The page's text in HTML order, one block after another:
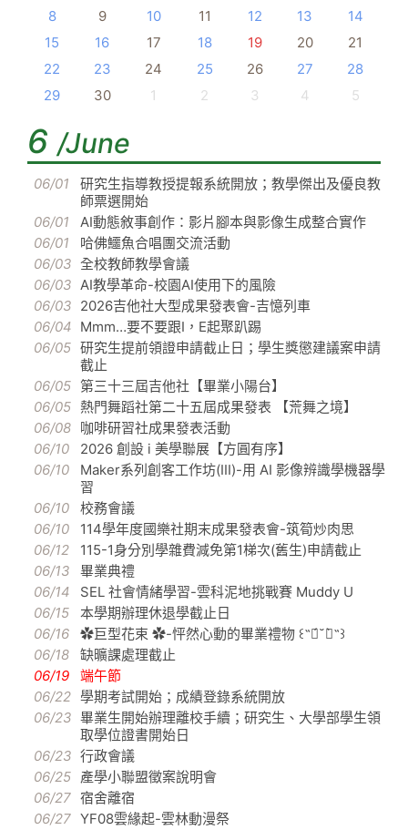
8
9 10 11 12 13
14
15
16 17 18 19 20
21
22
23 24 25 26 27
28
29
30 1 2 3 4 5
6 /June
06/01
研究生指導教授提報系統開放；教學傑出及優良教
師票選開始
06/01
AI動態敘事創作：影片腳本與影像生成整合實作
06/01
哈佛鱷魚合唱團交流活動
06/03 全校教師教學會議
06/03 AI教學革命-校園AI使用下的風險
06/03 2026吉他社大型成果發表會-吉憶列車
06/04 Mmm…要不要跟I，E起聚趴踢
06/05 研究生提前領證申請截止日；學生獎懲建議案申請
截止
06/05 第三十三屆吉他社【畢業小陽台】
06/05 熱門舞蹈社第二十五屆成果發表 【荒舞之境】
06/08 咖啡研習社成果發表活動
06/10
2026 創設 i 美學聯展【方圓有序】
06/10
Maker系列創客工作坊(III)-用 AI 影像辨識學機器學
習
06/10
校務會議
06/10
114學年度國樂社期末成果發表會-筑筍炒肉思
06/12
115-1身分別學雜費減免第1梯次(舊生)申請截止
06/13
畢業典禮
06/14
SEL 社會情緒學習-雲科泥地挑戰賽 Muddy U
06/15
本學期辦理休退學截止日
06/16
✿巨型花束 ✿-怦然心動的畢業禮物 ꒰˶ฅ́˘ฅ̀˶꒱
06/18
缺曠課處理截止
06/19
端午節
06/22 學期考試開始；成績登錄系統開放
06/23 畢業生開始辦理離校手續；研究生、大學部學生領
取學位證書開始日
06/23 行政會議
06/25 產學小聯盟徵案說明會
06/27 宿舍離宿
06/27 YF08雲緣起-雲林動漫祭